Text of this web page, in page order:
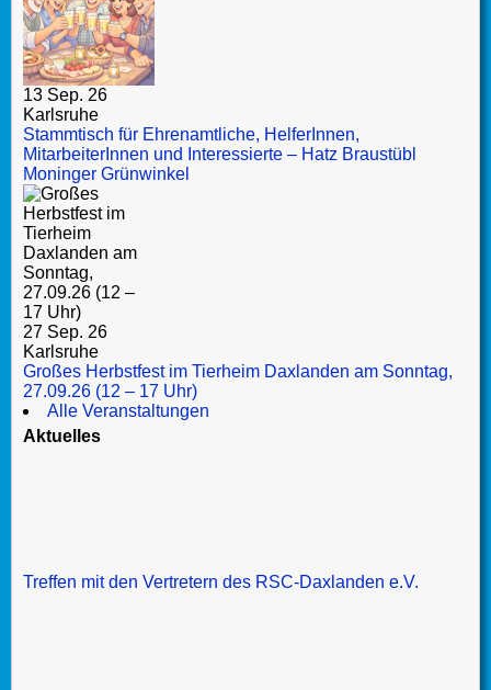
13 Sep. 26
Karlsruhe
Stammtisch für Ehrenamtliche, HelferInnen,
MitarbeiterInnen und Interessierte – Hatz Braustübl
Moninger Grünwinkel
27 Sep. 26
Karlsruhe
Großes Herbstfest im Tierheim Daxlanden am Sonntag,
27.09.26 (12 – 17 Uhr)
Alle Veranstaltungen
Aktuelles
Treffen mit den Vertretern des RSC-Daxlanden e.V.